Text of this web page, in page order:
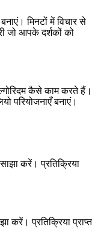
मिनटों में विचार से
जो आपके दर्शकों को
कैसे काम करते हैं।
परियोजनाएँ बनाएं।
करें। प्रतिक्रिया
करें। प्रतिक्रिया प्राप्त